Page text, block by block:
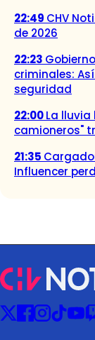
22:49 CHV
de 2026
22:23
criminales:
seguridad
22:00La
camioneros"
21:35
Influencer